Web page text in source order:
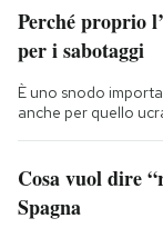
Perché proprio
per i sabotaggi
È uno snodo
anche per quello
Cosa vuol dire
Spagna